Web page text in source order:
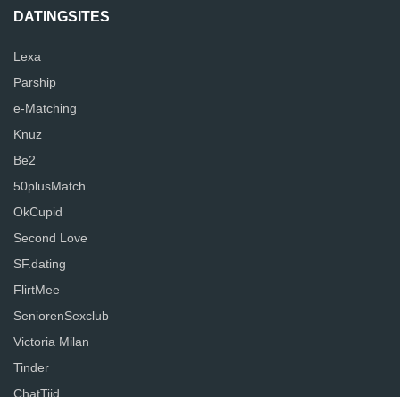
DATINGSITES
Lexa
Parship
e-Matching
Knuz
Be2
50plusMatch
OkCupid
Second Love
SF.dating
FlirtMee
SeniorenSexclub
Victoria Milan
Tinder
ChatTijd